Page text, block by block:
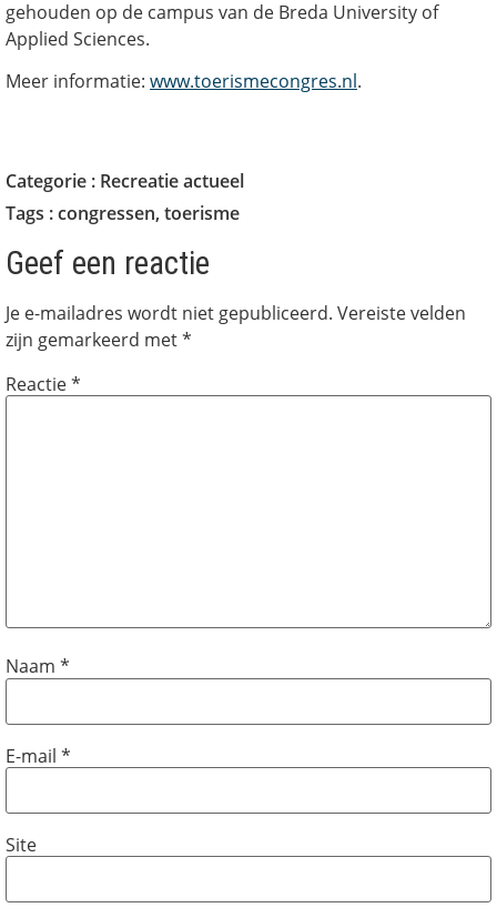
gehouden op de campus van de Breda University of
Applied Sciences.
Meer informatie: www.toerismecongres.nl.
Categorie : Recreatie actueel
Tags :congressen, toerisme
Geef een reactie
Je e-mailadres wordt niet gepubliceerd. Vereiste velden
zijn gemarkeerd met*
Reactie*
Naam *
E-mail *
Site